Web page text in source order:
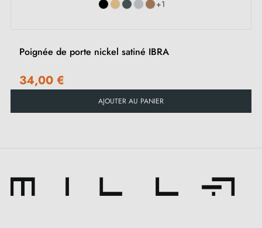
+1
Poignée de porte nickel satiné IBRA
34,00 €
AJOUTER AU PANIER